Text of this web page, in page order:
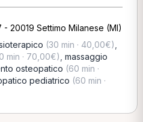
20019 Settimo Milanese (MI)
(30 min · 40,00€)
min · 70,00€) massaggio
osteopatico (60 min ·
pediatrico (60 min ·